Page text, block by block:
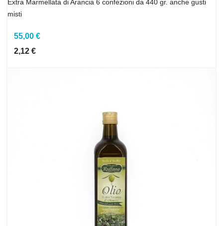
Extra Marmellata di Arancia 6 confezioni da 440 gr. anche gusti
misti
55,00 €
2,12 €